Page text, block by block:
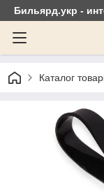
Бильярд.укр -
Каталог